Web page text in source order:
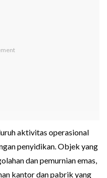
aktivitas operasional
penyidikan. Objek yang
dan pemurnian emas,
kantor dan pabrik yang